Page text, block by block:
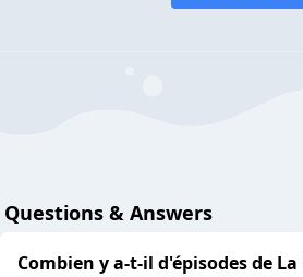
Questions & Answers
Combien y a-t-il d'épisodes de La